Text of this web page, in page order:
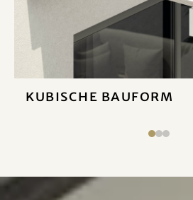
Kubische Bauform